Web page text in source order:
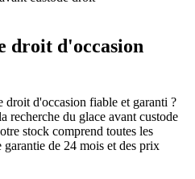
droit d'occasion
droit d'occasion fiable et garanti ?
recherche du glace avant custode
stock comprend toutes les
garantie de 24 mois et des prix